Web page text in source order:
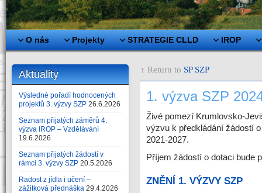
O nás Projekty STRATEGIE CLLD IROP
Aktuality
Výsledné pořadí hodnocených
projektů 3. výzvy SZP 26.6.2026
Seznam přijatých záměrů 4.
výzva IROP – Vzdělávání
19.6.2026
Seznam přijatých žádostí v
rámci 3. výzvy SZP 20.5.2026
Radost z jídla i učení –
zážitková přednáška 29.4.2026
↑ Return to SP SZP
1. výzva SZP
Živé pomezí Krumlovsko-
výzvu k předkládání žádostí
2021-2027.
Příjem žádostí o dotaci bude
ZNĚNÍ 1. VÝZVY SZP